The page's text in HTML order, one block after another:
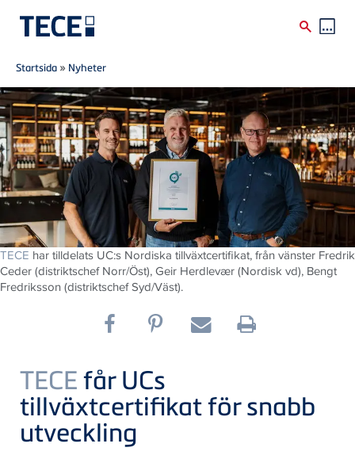
Skip to main content
Breadcrumb
Startsida » Nyheter
TECE har tilldelats UC:s Nordiska tillväxtcertifikat, från vänster Fredrik
Ceder (distriktschef Norr/Öst), Geir Herdlevær (Nordisk vd), Bengt
Fredriksson (distriktschef Syd/Väst).
TECEfår UCs
tillväxtcertifikat för snabb
utveckling